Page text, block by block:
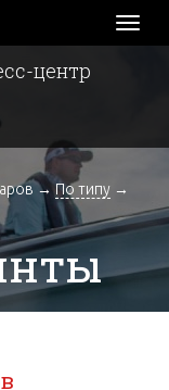
центр
→По типу →